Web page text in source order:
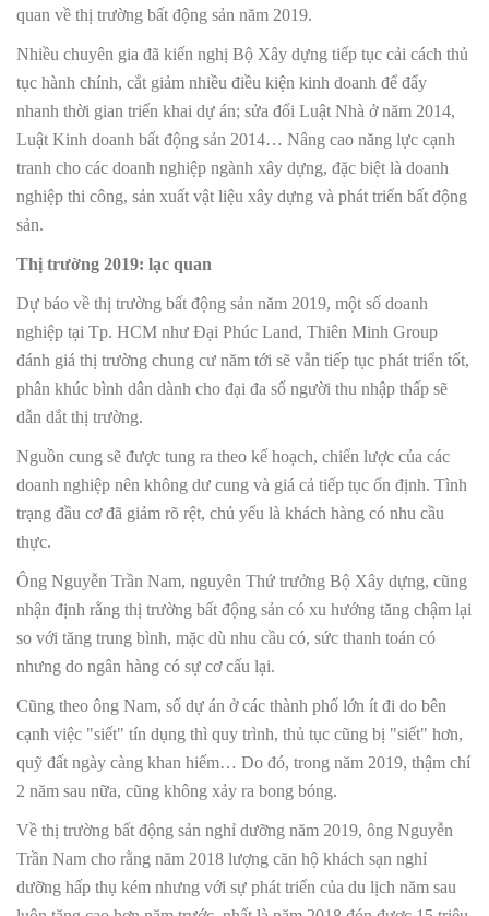
quan về thị trường bất động sản năm 2019.
Nhiều chuyên gia đã kiến nghị Bộ Xây dựng tiếp tục cải cách thủ
tục hành chính, cắt giảm nhiều điều kiện kinh doanh để đẩy
nhanh thời gian triển khai dự án; sửa đổi Luật Nhà ở năm 2014,
Luật Kinh doanh bất động sản 2014… Nâng cao năng lực cạnh
tranh cho các doanh nghiệp ngành xây dựng, đặc biệt là doanh
nghiệp thi công, sản xuất vật liệu xây dựng và phát triển bất động
sản.
Thị trường 2019: lạc quan
Dự báo về thị trường bất động sản năm 2019, một số doanh
nghiệp tại Tp. HCM như Đại Phúc Land, Thiên Minh Group
đánh giá thị trường chung cư năm tới sẽ vẫn tiếp tục phát triển tốt,
phân khúc bình dân dành cho đại đa số người thu nhập thấp sẽ
dẫn dắt thị trường.
Nguồn cung sẽ được tung ra theo kế hoạch, chiến lược của các
doanh nghiệp nên không dư cung và giá cả tiếp tục ổn định. Tình
trạng đầu cơ đã giảm rõ rệt, chủ yếu là khách hàng có nhu cầu
thực.
Ông Nguyễn Trần Nam, nguyên Thứ trưởng Bộ Xây dựng, cũng
nhận định rằng thị trường bất động sản có xu hướng tăng chậm lại
so với tăng trung bình, mặc dù nhu cầu có, sức thanh toán có
nhưng do ngân hàng có sự cơ cấu lại.
Cũng theo ông Nam, số dự án ở các thành phố lớn ít đi do bên
cạnh việc "siết" tín dụng thì quy trình, thủ tục cũng bị "siết" hơn,
quỹ đất ngày càng khan hiếm… Do đó, trong năm 2019, thậm chí
2 năm sau nữa, cũng không xảy ra bong bóng.
Về thị trường bất động sản nghỉ dưỡng năm 2019, ông Nguyễn
Trần Nam cho rằng năm 2018 lượng căn hộ khách sạn nghỉ
dưỡng hấp thụ kém nhưng với sự phát triển của du lịch năm sau